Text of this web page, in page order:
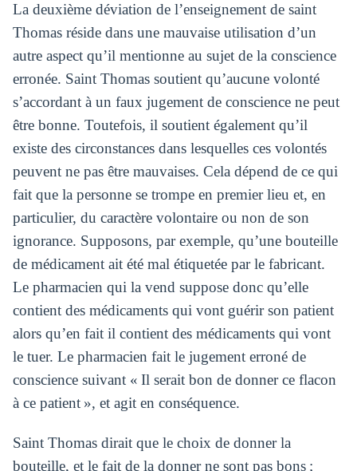
La deuxième déviation de l’enseignement de saint
Thomas réside dans une mauvaise utilisation d’un
autre aspect qu’il mentionne au sujet de la conscience
erronée. Saint Thomas soutient qu’aucune volonté
s’accordant à un faux jugement de conscience ne peut
être bonne. Toutefois, il soutient également qu’il
existe des circonstances dans lesquelles ces volontés
peuvent ne pas être mauvaises. Cela dépend de ce qui
fait que la personne se trompe en premier lieu et, en
particulier, du caractère volontaire ou non de son
ignorance. Supposons, par exemple, qu’une bouteille
de médicament ait été mal étiquetée par le fabricant.
Le pharmacien qui la vend suppose donc qu’elle
contient des médicaments qui vont guérir son patient
alors qu’en fait il contient des médicaments qui vont
le tuer. Le pharmacien fait le jugement erroné de
conscience suivant « Il serait bon de donner ce flacon
à ce patient », et agit en conséquence.
Saint Thomas dirait que le choix de donner la
bouteille, et le fait de la donner ne sont pas bons ;